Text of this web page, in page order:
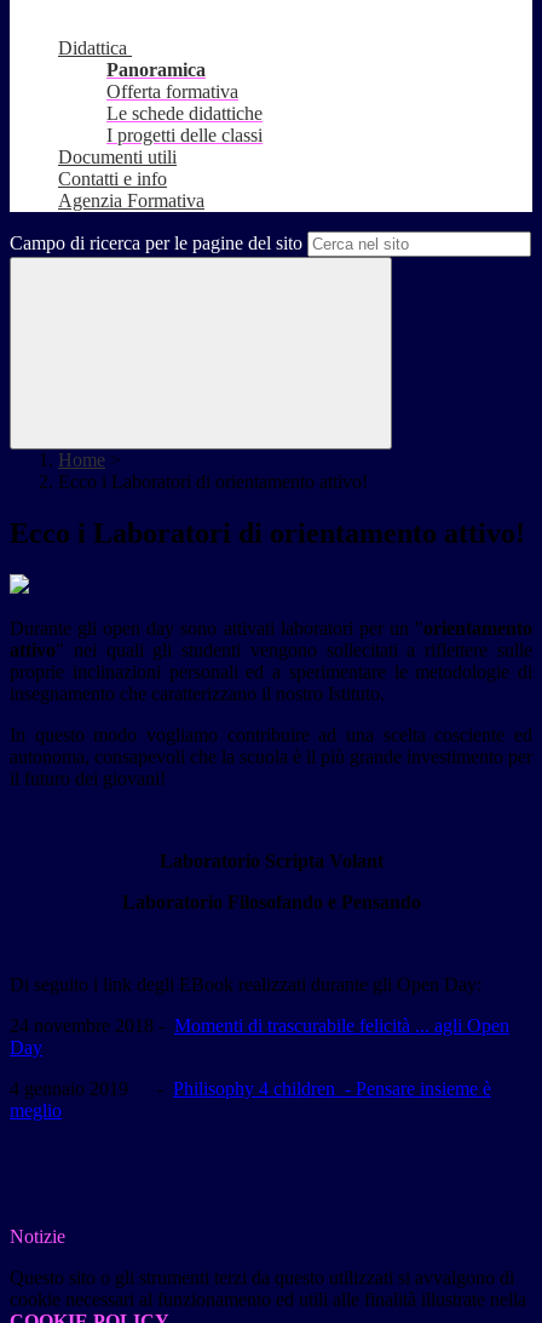
Didattica
Panoramica
Offerta formativa
Le schede didattiche
I progetti delle classi
Documenti utili
Contatti e info
Agenzia Formativa
Campo di ricerca per le pagine del sito
Home >
Ecco i Laboratori di orientamento attivo!
Ecco i Laboratori di orientamento attivo!
Durante gli open day sono attivati laboratori per un "orientamento
attivo" nei quali gli studenti vengono sollecitati a riflettere sulle
proprie inclinazioni personali ed a sperimentare le metodologie di
insegnamento che caratterizzano il nostro Istituto.
In questo modo vogliamo contribuire ad una scelta cosciente ed
autonoma, consapevoli che la scuola è il più grande investimento per
il futuro dei giovani!
Laboratorio Scripta Volant
Laboratorio Filosofando e Pensando
Di seguito i link degli EBook realizzati durante gli Open Day:
24 novembre 2018 - Momenti di trascurabile felicità ... agli Open
Day
4 gennaio 2019 - Philisophy 4 children - Pensare insieme è
meglio
Notizie
Questo sito o gli strumenti terzi da questo utilizzati si avvalgono di
cookie necessari al funzionamento ed utili alle finalità illustrate nella